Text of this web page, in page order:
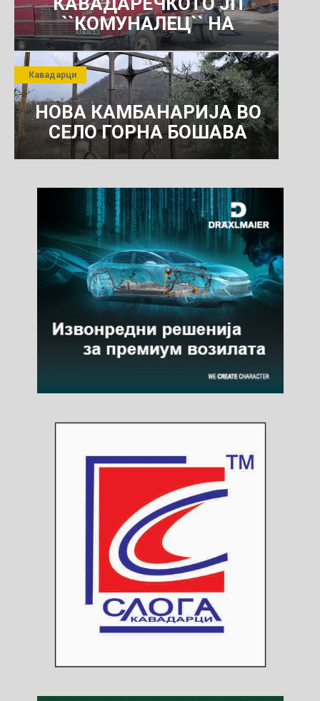
``КОМУНАЛЕЦ`` НА
РОСОМАНСКОТО ЈАВНО
ПРЕТПРИЈАТИЕ ЗА
КОМУНАЛНО УСЛУГИ
НОВА КАМБАНАРИЈА ВО
СЕЛО ГОРНА БОШАВА
Кавадарци